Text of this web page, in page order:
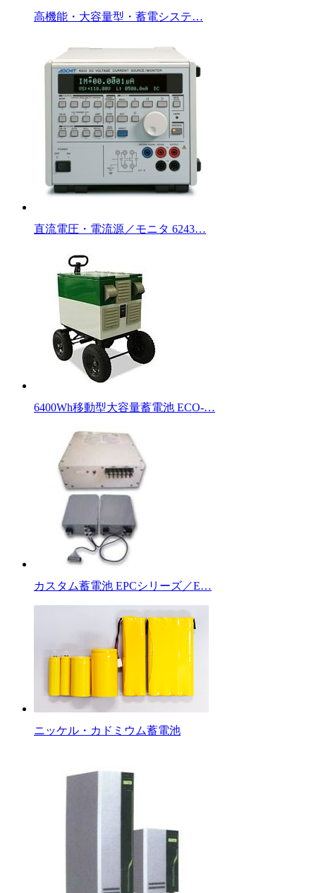
高機能・大容量型・蓄電システ…
直流電圧・電流源／モニタ 6243…
6400Wh移動型大容量蓄電池 ECO-…
カスタム蓄電池 EPCシリーズ／E…
ニッケル・カドミウム蓄電池